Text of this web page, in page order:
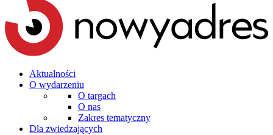
Aktualności
O wydarzeniu
O targach
O nas
Zakres tematyczny
Dla zwiedzających